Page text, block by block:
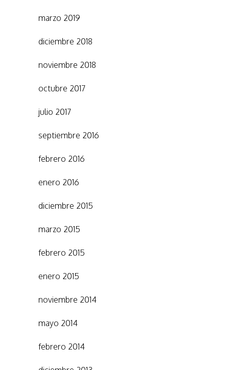
marzo 2019
diciembre 2018
noviembre 2018
octubre 2017
julio 2017
septiembre 2016
febrero 2016
enero 2016
diciembre 2015
marzo 2015
febrero 2015
enero 2015
noviembre 2014
mayo 2014
febrero 2014